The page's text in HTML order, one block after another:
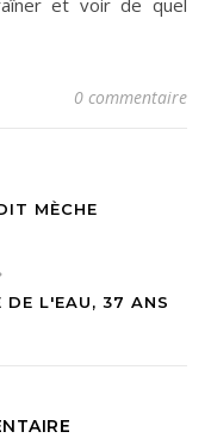
0 commentaire
MÈCHE
DE L'EAU, 37 ANS